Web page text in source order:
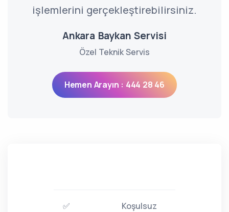
işlemlerini gerçekleştirebilirsiniz.
Ankara Baykan Servisi
Özel Teknik Servis
Hemen Arayın : 444 28 46
✅
Koşulsuz